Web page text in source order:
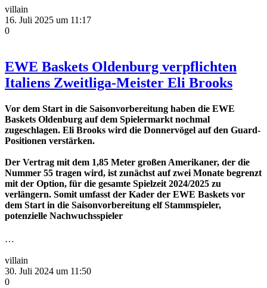
villain
16. Juli 2025 um 11:17
0
EWE Baskets Oldenburg verpflichten
Italiens Zweitliga-Meister Eli Brooks
Vor dem Start in die Saisonvorbereitung haben die EWE
Baskets Oldenburg auf dem Spielermarkt nochmal
zugeschlagen. Eli Brooks wird die Donnervögel auf den Guard-
Positionen verstärken.
Der Vertrag mit dem 1,85 Meter großen Amerikaner, der die
Nummer 55 tragen wird, ist zunächst auf zwei Monate begrenzt
mit der Option, für die gesamte Spielzeit 2024/2025 zu
verlängern. Somit umfasst der Kader der EWE Baskets vor
dem Start in die Saisonvorbereitung elf Stammspieler,
potenzielle Nachwuchsspieler
…
villain
30. Juli 2024 um 11:50
0